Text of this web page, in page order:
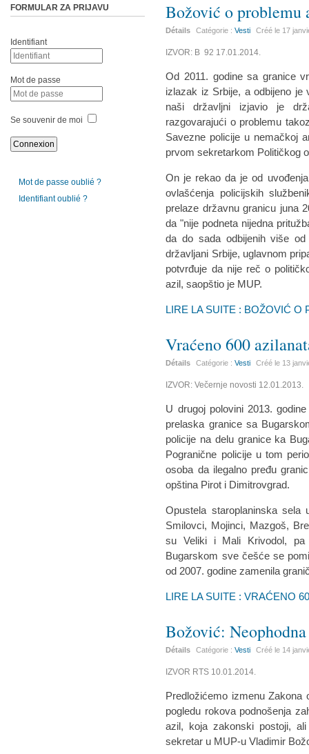
Božović o problemu
Détails Catégorie :Vesti Créé le 17
IZVOR: B 92 17.01.2014.
Od 2011. godine sa granice
izlazak iz Srbije, a odbijeno
naši državljni izjavio je
razgovarajući o problemu
Savezne policije u nemačkoj
prvom sekretarkom Političkog
On je rekao da je od
ovlašćenja policijskih
prelaze državnu granicu juna
da "nije podneta nijedna
da do sada odbijenih više
državljani Srbije, uglavnom
potvrđuje da nije reč o
azil, saopštio je MUP.
LIRE LA SUITE : BOŽOVIĆ O
Vraćeno 600
Détails Catégorie :Vesti Créé le 13
IZVOR: Večernje novosti 12.01.2013.
U drugoj polovini 2013.
prelaska granice sa
policije na delu granice ka
Pogranične policije u tom
osoba da ilegalno pređu
opština Pirot i Dimitrovgrad.
Opustela staroplaninska sela
Smilovci, Mojinci, Mazgoš,
su Veliki i Mali Krivodol,
Bugarskom sve češće se
od 2007. godine zamenila
LIRE LA SUITE : VRAĆENO
Božović:
Détails Catégorie :Vesti Créé le 14
IZVOR RTS 10.01.2014.
Predložićemo izmenu Zakona
pogledu rokova podnošenja
azil, koja zakonski postoji,
sekretar u MUP-u Vladimir
FORMULAR ZA PRIJAVU
Identifiant
Mot de passe
Se souvenir de moi
Mot de passe oublié ?
Identifiant oublié ?